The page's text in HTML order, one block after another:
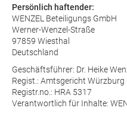
Persönlich haftender:
WENZEL Beteiligungs GmbH
Werner-Wenzel-Straße
97859 Wiesthal
Deutschland
Geschäftsführer: Dr. Heike
Regist.: Amtsgericht Würzburg
Registr.no.: HRA 5317
Verantwortlich für Inhalte: